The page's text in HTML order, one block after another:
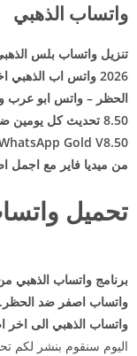
واتساب الذهبي
الحظر – واتس ابو عرب
8.50 تحديث كل يومين ضد الحظر،
من ميديا فاير مع اجمل
تحميل
واتساب اصفر ضد الحظر.
واتساب الذهبي الى اخر
اليوم سنقوم بنشر لكم